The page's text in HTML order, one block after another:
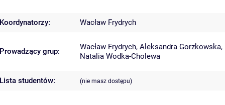
Koordynatorzy: Wacław Frydrych
Prowadzący grup: Wacław Frydrych, Aleksandra Gorzkowska,
Natalia Wodka-Cholewa
Lista studentów: (nie masz dostępu)